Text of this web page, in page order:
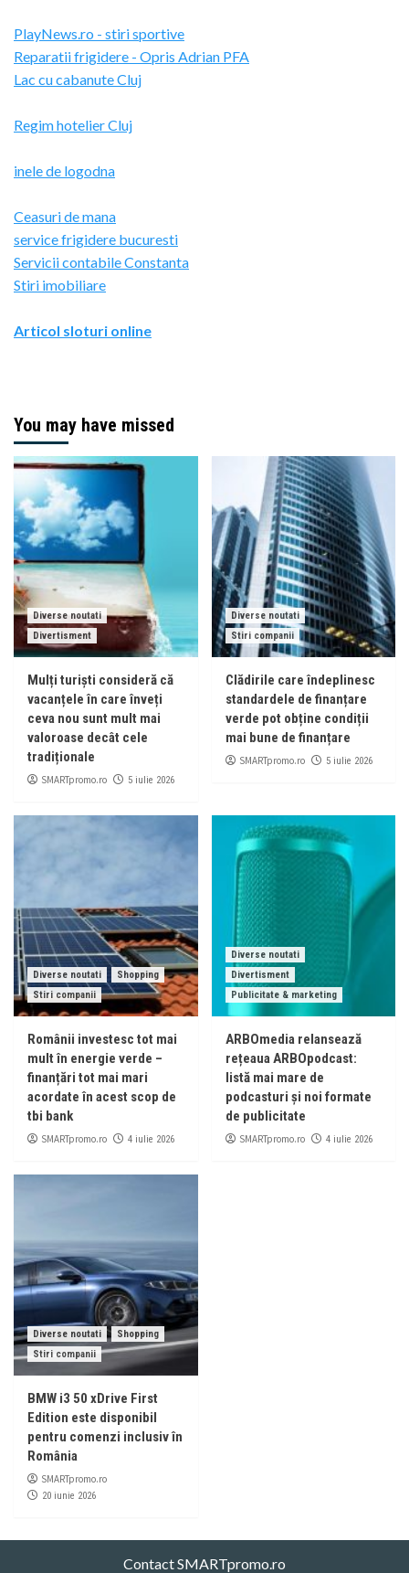
PlayNews.ro - stiri sportive
Reparatii frigidere - Opris Adrian PFA
Lac cu cabanute Cluj
Regim hotelier Cluj
inele de logodna
Ceasuri de mana
service frigidere bucuresti
Servicii contabile Constanta
Stiri imobiliare
Articol sloturi online
You may have missed
Diverse noutati
Divertisment
Mulți turiști consideră că
vacanțele în care înveți
ceva nou sunt mult mai
valoroase decât cele
tradiționale
SMARTpromo.ro 5 iulie 2026
Diverse noutati
Stiri companii
Clădirile care îndeplinesc
standardele de finanțare
verde pot obține condiții
mai bune de finanțare
SMARTpromo.ro 5 iulie 2026
Diverse noutati
Shopping
Stiri companii
Românii investesc tot mai
mult în energie verde –
finanțări tot mai mari
acordate în acest scop de
tbi bank
SMARTpromo.ro 4 iulie 2026
Diverse noutati
Divertisment
Publicitate & marketing
ARBOmedia relansează
rețeaua ARBOpodcast:
listă mai mare de
podcasturi și noi formate
de publicitate
SMARTpromo.ro 4 iulie 2026
Diverse noutati
Shopping
Stiri companii
BMW i3 50 xDrive First
Edition este disponibil
pentru comenzi inclusiv în
România
SMARTpromo.ro
20 iunie 2026
Contact SMARTpromo.ro